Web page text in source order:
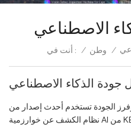
الاصطناعي
أنت في : / وطن /
جودة الذكاء الاصطناعي
الجودة تستخدم أحدث إصدار من
نظام الكشف عن خوارزمية AI من KEYETECH، بالإضافة إلى نظام تصوير